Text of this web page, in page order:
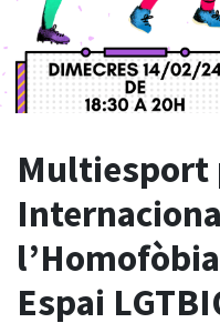
Multiesport
Espai